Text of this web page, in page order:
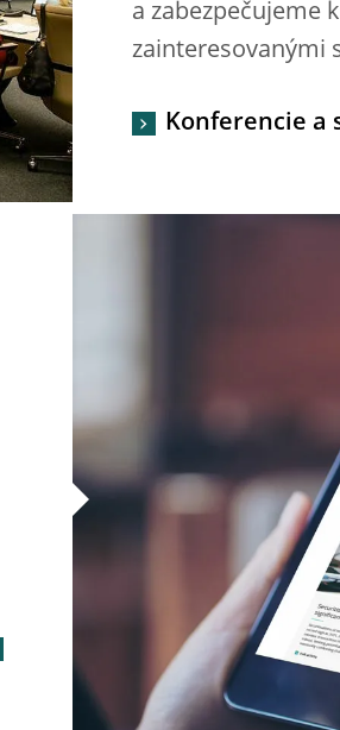
a zabezpečujeme
zainteresovanými
Konferencie a